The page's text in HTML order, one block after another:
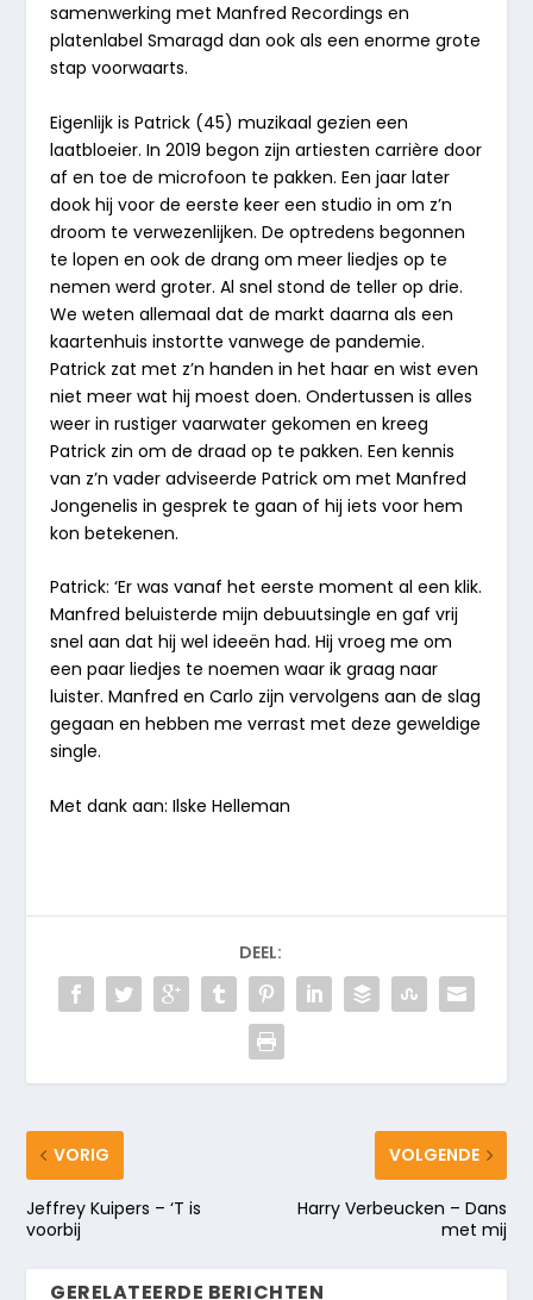
samenwerking met Manfred Recordings en
platenlabel Smaragd dan ook als een enorme grote
stap voorwaarts.
Eigenlijk is Patrick (45) muzikaal gezien een
laatbloeier. In 2019 begon zijn artiesten carrière door
af en toe de microfoon te pakken. Een jaar later
dook hij voor de eerste keer een studio in om z’n
droom te verwezenlijken. De optredens begonnen
te lopen en ook de drang om meer liedjes op te
nemen werd groter. Al snel stond de teller op drie.
We weten allemaal dat de markt daarna als een
kaartenhuis instortte vanwege de pandemie.
Patrick zat met z’n handen in het haar en wist even
niet meer wat hij moest doen. Ondertussen is alles
weer in rustiger vaarwater gekomen en kreeg
Patrick zin om de draad op te pakken. Een kennis
van z’n vader adviseerde Patrick om met Manfred
Jongenelis in gesprek te gaan of hij iets voor hem
kon betekenen.
Patrick: ‘Er was vanaf het eerste moment al een klik.
Manfred beluisterde mijn debuutsingle en gaf vrij
snel aan dat hij wel ideeën had. Hij vroeg me om
een paar liedjes te noemen waar ik graag naar
luister. Manfred en Carlo zijn vervolgens aan de slag
gegaan en hebben me verrast met deze geweldige
single.
Met dank aan: Ilske Helleman
DEEL:
VORIG
Jeffrey Kuipers – ‘T is
voorbij
VOLGENDE
Harry Verbeucken – Dans
met mij
GERELATEERDE BERICHTEN